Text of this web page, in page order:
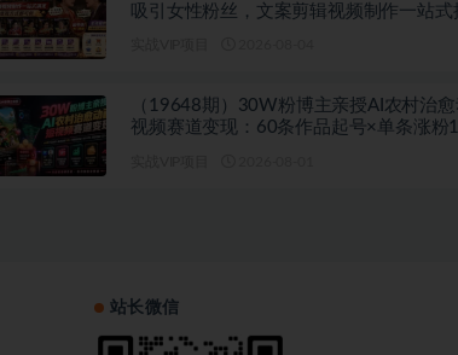
吸引女性粉丝，文案剪辑视频制作一站式
（19648期）30W粉博主亲授AI农村治
视频赛道变现：60条作品起号×单条涨粉
站长微信